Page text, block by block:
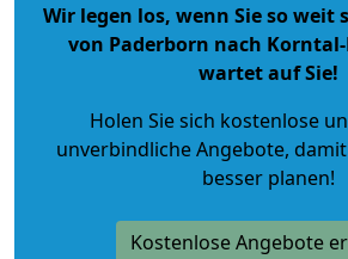
Wir legen los, wenn Sie so weit
von Paderborn nach
wartet auf Sie!
Holen Sie sich kostenlose
unverbindliche Angebote,
besser planen!
Kostenlose Angebote